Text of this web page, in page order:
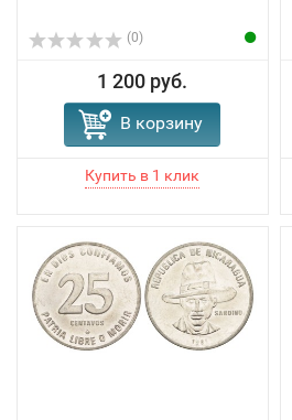
(0)
1 200 руб.
В корзину